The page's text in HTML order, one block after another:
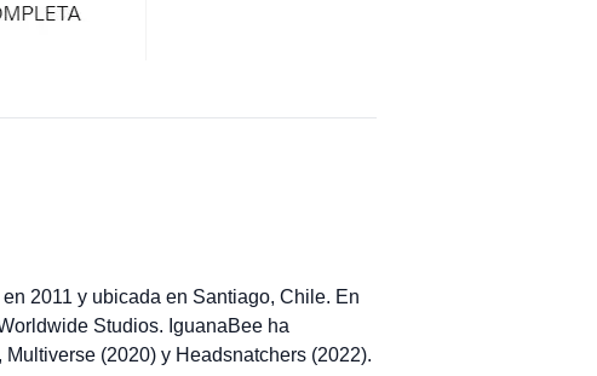
2011 y ubicada en Santiago, Chile. En
Studios. IguanaBee ha
(2020) y Headsnatchers (2022).